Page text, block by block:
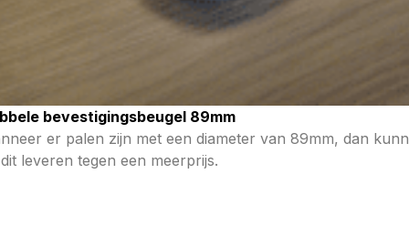
bevestigingsbeugel 89mm
er palen zijn met een diameter van 89mm, dan
leveren tegen een meerprijs.